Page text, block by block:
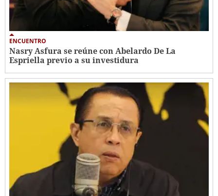
ENCUENTRO
Nasry Asfura se reúne con Abelardo De La
Espriella previo a su investidura